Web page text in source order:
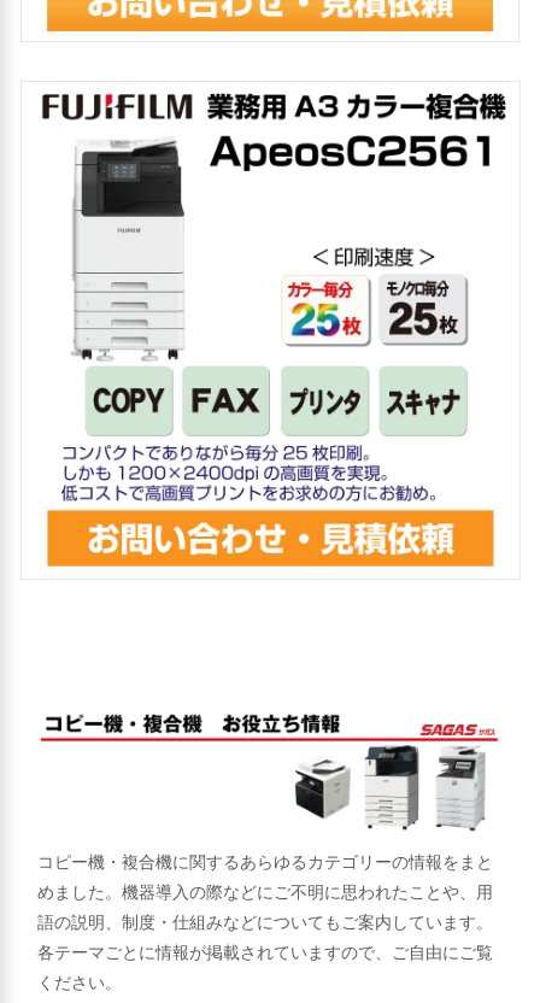
コピー機・複合機に関するあらゆるカテゴリーの情報をまと
めました。機器導入の際などにご不明に思われたことや、用
語の説明、制度・仕組みなどについてもご案内しています。
各テーマごとに情報が掲載されていますので、ご自由にご覧
ください。